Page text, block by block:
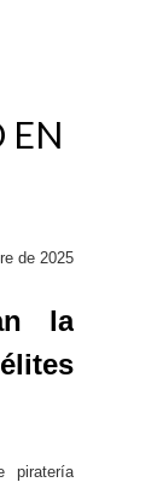
EN
de 2025
la
piratería